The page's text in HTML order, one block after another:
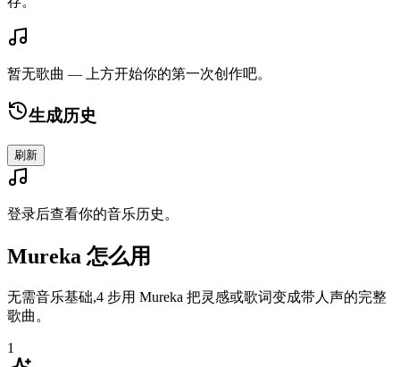
暂无歌曲 — 上方开始你的第一次创作吧。
生成历史
刷新
登录后查看你的音乐历史。
Mureka 怎么用
无需音乐基础,4 步用 Mureka 把灵感或歌词变成带人声的完整
歌曲。
1